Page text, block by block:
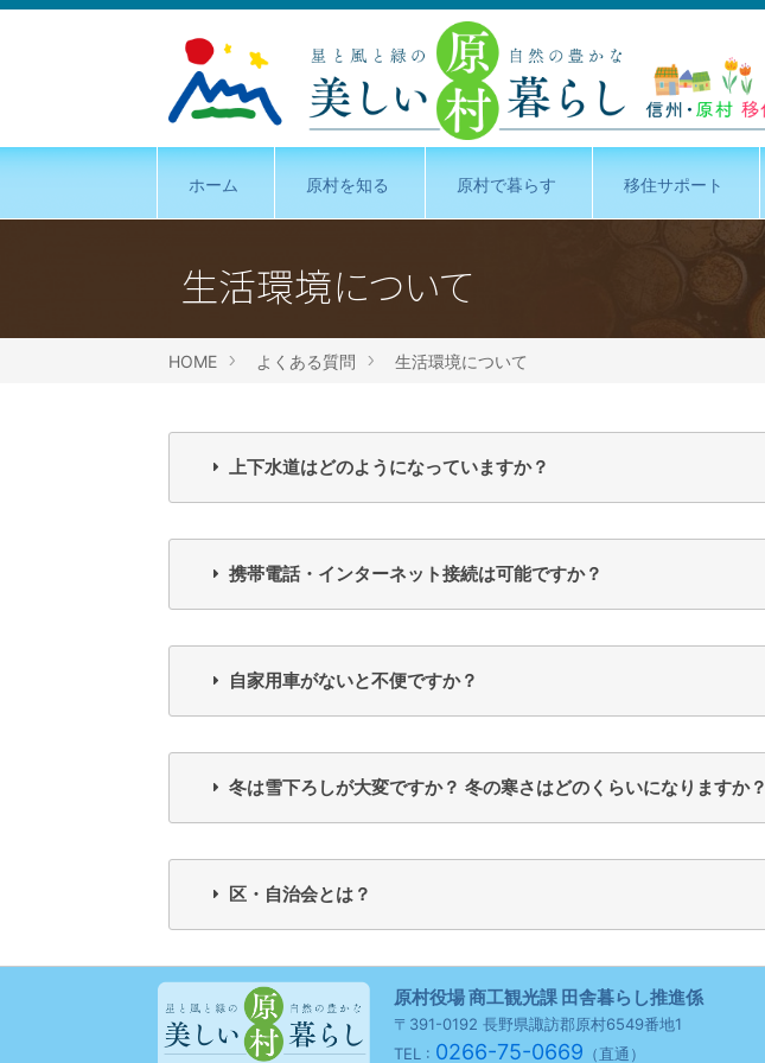
ホーム 原村を知る 原村で暮らす 移住サポート
生活環境について
HOME よくある質問 生活環境について
上下水道はどのようになっていますか？
携帯電話・インターネット接続は可能ですか？
自家用車がないと不便ですか？
冬は雪下ろしが大変ですか？ 冬の寒さはどのくらいになりますか？
区・自治会とは？
原村役場 商工観光課 田舎暮らし推進係
〒391-0192 長野県諏訪郡原村6549番地1
TEL : 0266-75-0669 （直通）